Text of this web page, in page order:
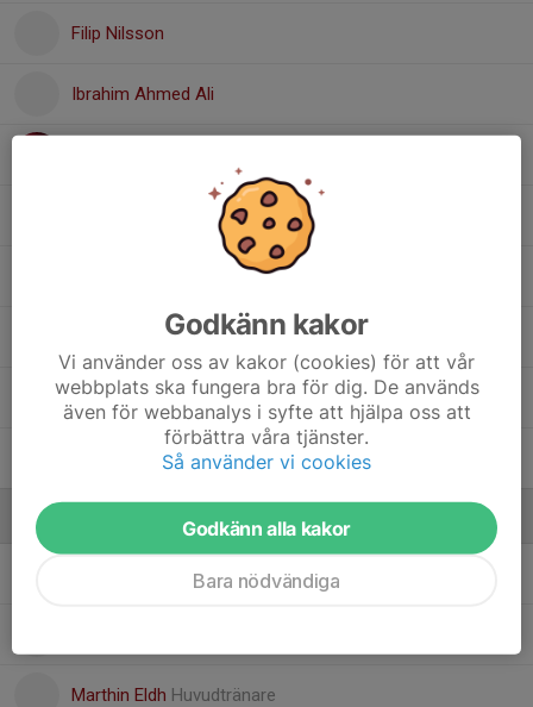
Filip Nilsson
Ibrahim Ahmed Ali
Liban Abbas
Robin Hellman
Simon Lindblom
Ledare
Fredrik ErikssonAss tränare
Marthin Eldh Huvudtränare
Godkänn kakor
Vi använder oss av kakor (cookies) för att vår
webbplats ska fungera bra för dig. De används
även för webbanalys i syfte att hjälpa oss att
förbättra våra tjänster.
Så använder vi cookies
Godkänn alla kakor
Bara nödvändiga